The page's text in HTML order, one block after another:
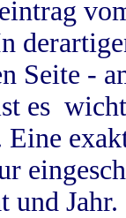
Seite -
es
und Jahr.